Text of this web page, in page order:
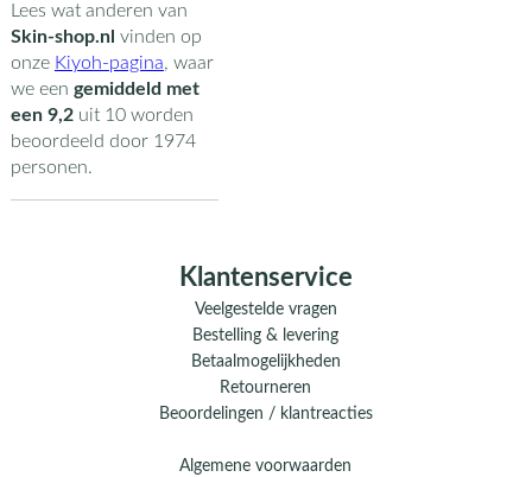
Lees wat anderen van
Skin-shop.nl vinden op
onze Kiyoh-pagina, waar
we een gemiddeld met
een 9,2uit 10worden
beoordeeld door 1974
personen.
Klantenservice
Veelgestelde vragen
Bestelling & levering
Betaalmogelijkheden
Retourneren
Beoordelingen / klantreacties
Algemene voorwaarden